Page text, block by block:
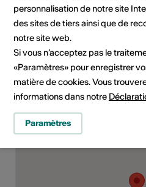
Domaine
Type
Tout
Lieu de l'événement
personnalisation de notre site
des sites de tiers ainsi que de
notre site web.
Si vous n’acceptez pas le
«Paramètres» pour enregistrer
matière de cookies. Vous
informations dans notre
Paramètres